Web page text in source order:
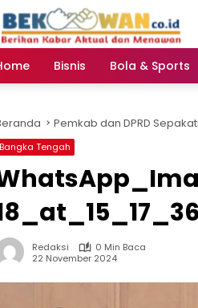
Bisnis Bola & Sports
Pemkab dan DPRD
Bangka Tengah
Redaksi
0 Min Baca
22 November 2024